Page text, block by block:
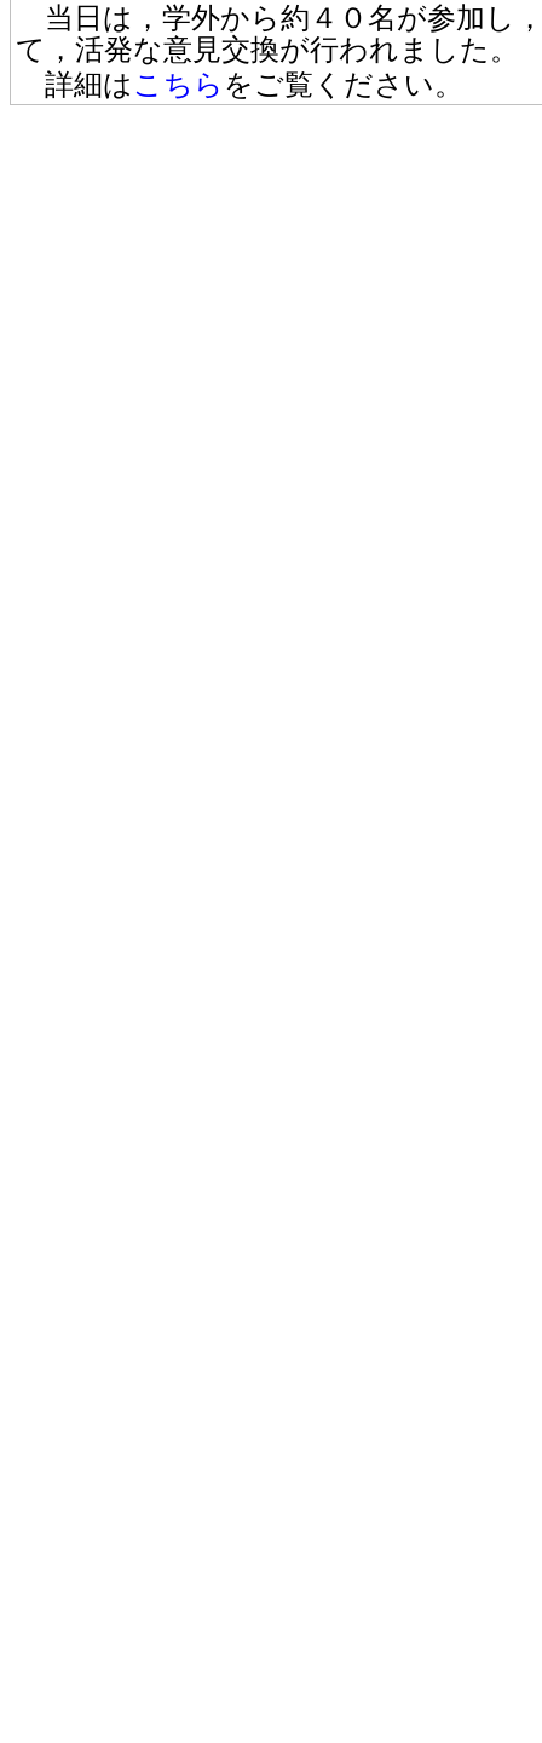
当日は，学外から約４０名が参加し
て，活発な意見交換が行われました。
詳細はこちら をご覧ください。